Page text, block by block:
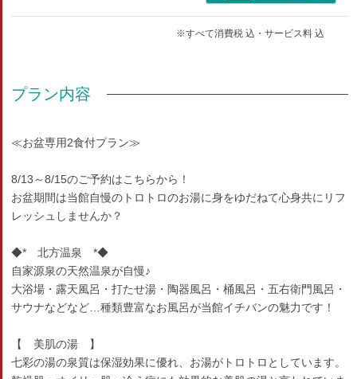
※すべて消費税 込・サービス料 込
プラン内容
≪お盆専用2食付プラン≫
8/13～8/15のご予約はこちらから！
お盆期間は当館自慢のトロトロのお湯に身をゆだねて心身共にリフ
レッシュしませんか？
◆* 北方温泉 *◆
自家源泉の天然温泉が自慢♪
大浴場・露天風呂・打たせ湯・陶器風呂・桶風呂・五右衛門風呂・
サウナなどなど…種類豊富なお風呂が当館イチバンの魅力です！
【 美肌の湯 】
七彩の湯の泉質は保湿効果に優れ、お湯がトロトロとしています。